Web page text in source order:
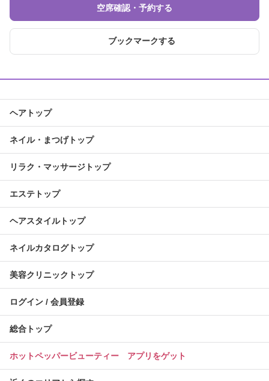
空席確認・予約する
ブックマークする
ヘアトップ
ネイル・まつげトップ
リラク・マッサージトップ
エステトップ
ヘアスタイルトップ
ネイルカタログトップ
美容クリニックトップ
ログイン / 会員登録
総合トップ
ホットペッパービューティー アプリをゲット